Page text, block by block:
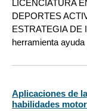
LICENCIATURA
DEPORTES
ESTRATEGIA DE
herramienta
Aplicaciones de
habilidades